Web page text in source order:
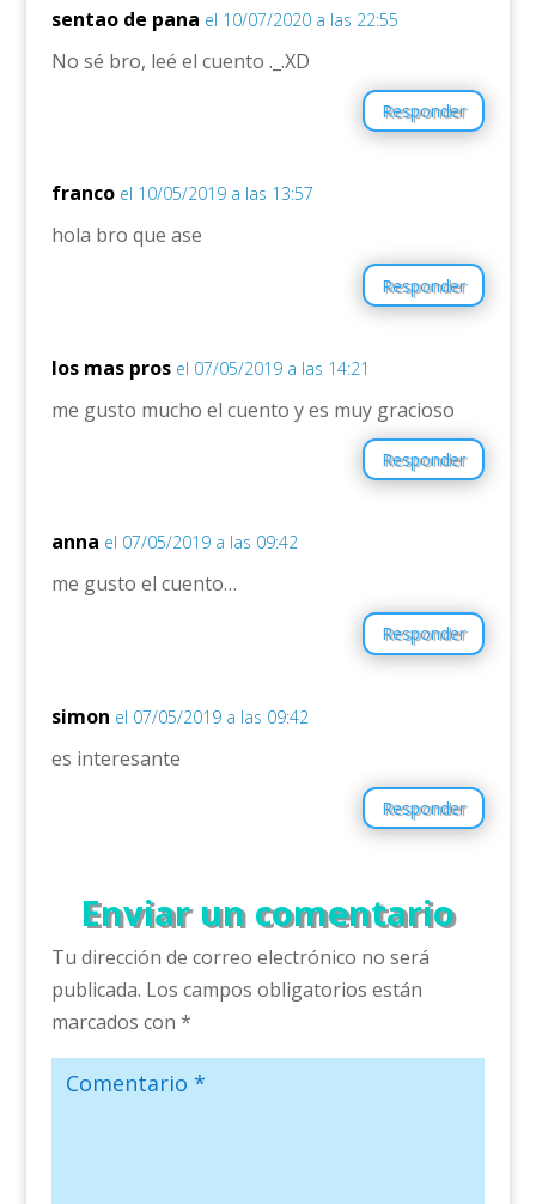
sentao de pana el 10/07/2020 a las 22:55
No sé bro, leé el cuento ._.XD
Responder
franco el 10/05/2019 a las 13:57
hola bro que ase
Responder
los mas pros el 07/05/2019 a las 14:21
me gusto mucho el cuento y es muy gracioso
Responder
anna el 07/05/2019 a las 09:42
me gusto el cuento…
Responder
simon el 07/05/2019 a las 09:42
es interesante
Responder
Enviar un comentario
Tu dirección de correo electrónico no será
publicada. Los campos obligatorios están
marcados con *